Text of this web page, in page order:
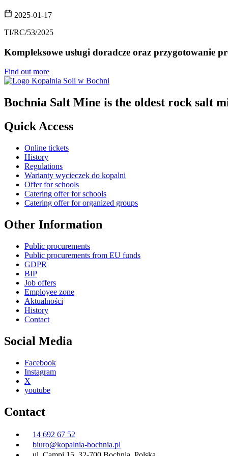
2025-01-17
TI/RC/53/2025
Kompleksowe usługi doradcze oraz przygotowanie
Find out more
Bochnia Salt Mine is the oldest rock salt
Quick Access
Online tickets
History
Regulations
Warianty wycieczek do kopalni
Offer for schools
Catering offer for schools
Catering offer for organized groups
Other Information
Public procurements
Public procurements from EU funds
GDPR
BIP
Job offers
Employee zone
Aktualności
History
Contact
Social Media
Facebook
Instagram
X
youtube
Contact
14 692 67 52
biuro@kopalnia-bochnia.pl